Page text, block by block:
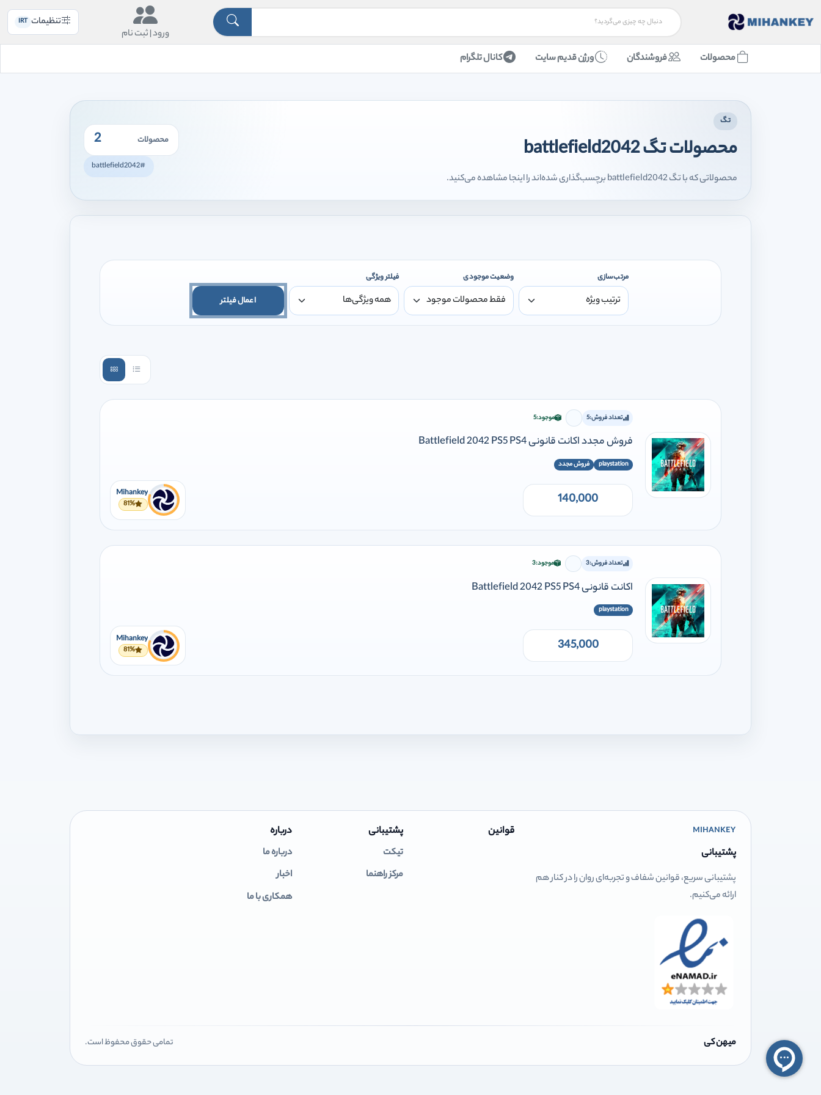
ورود |ثبت نام
تنظیمات IRT
محصولات فروشندگان ورژن قدیم سایت کانال تلگرام
تگ
محصولات تگ battlefield2042
محصولاتی که با تگ battlefield2042 برچسب‌گذاری شده‌اند را اینجا مشاهده می‌کنید.
محصولات 2
#battlefield2042
مرتب‌سازی وضعیت موجودی فیلتر ویژگی
اعمال فیلتر
تعداد فروش:5 برای افزودن وارد شوید
موجود:5
فروش مجدد اکانت قانونی Battlefield 2042 PS5 PS4
playstation فروش مجدد
140,000
Mihankey
81%
تعداد فروش:3 برای افزودن وارد شوید
موجود:3
اکانت قانونی Battlefield 2042 PS5 PS4
playstation
345,000
Mihankey
81%
MIHANKEY
پشتیبانی
پشتیبانی سریع، قوانین شفاف و تجربه‌ای روان را در کنار هم
ارائه می‌کنیم.
قوانین پشتیبانی
تیکت
مرکز راهنما
درباره
درباره ما
اخبار
همکاری با ما
میهن کی تمامی حقوق محفوظ است.